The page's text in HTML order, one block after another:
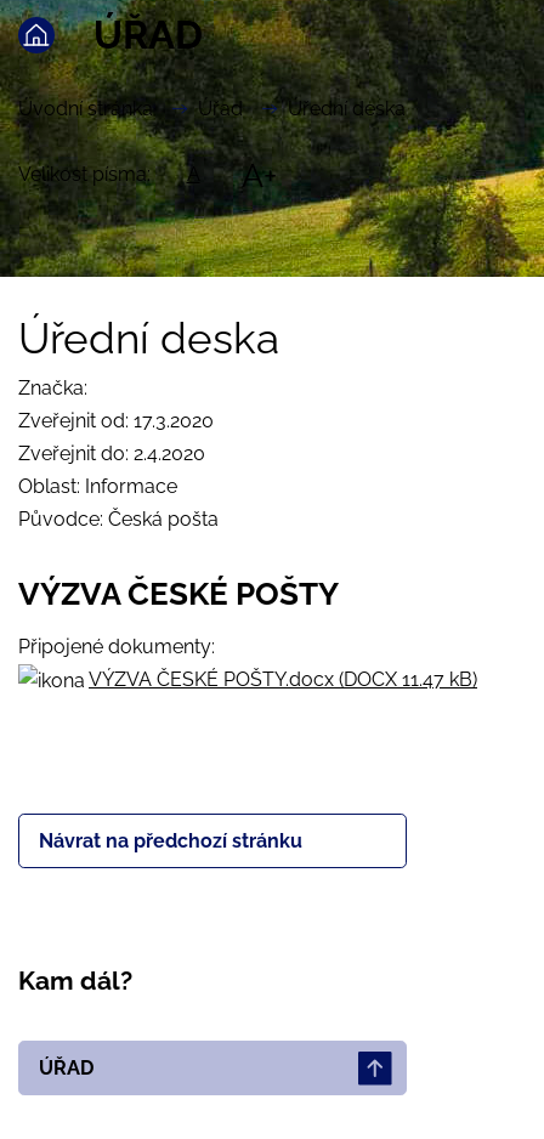
ÚŘAD
Úvodní stránka Úřad Úřední deska
Velikost písma: A A+
Úřední deska
Značka:
Zveřejnit od: 17.3.2020
Zveřejnit do: 2.4.2020
Oblast: Informace
Původce: Česká pošta
VÝZVA ČESKÉ POŠTY
Připojené dokumenty:
VÝZVA ČESKÉ POŠTY.docx (DOCX 11.47 kB)
Návrat na předchozí stránku
Kam dál?
ÚŘAD